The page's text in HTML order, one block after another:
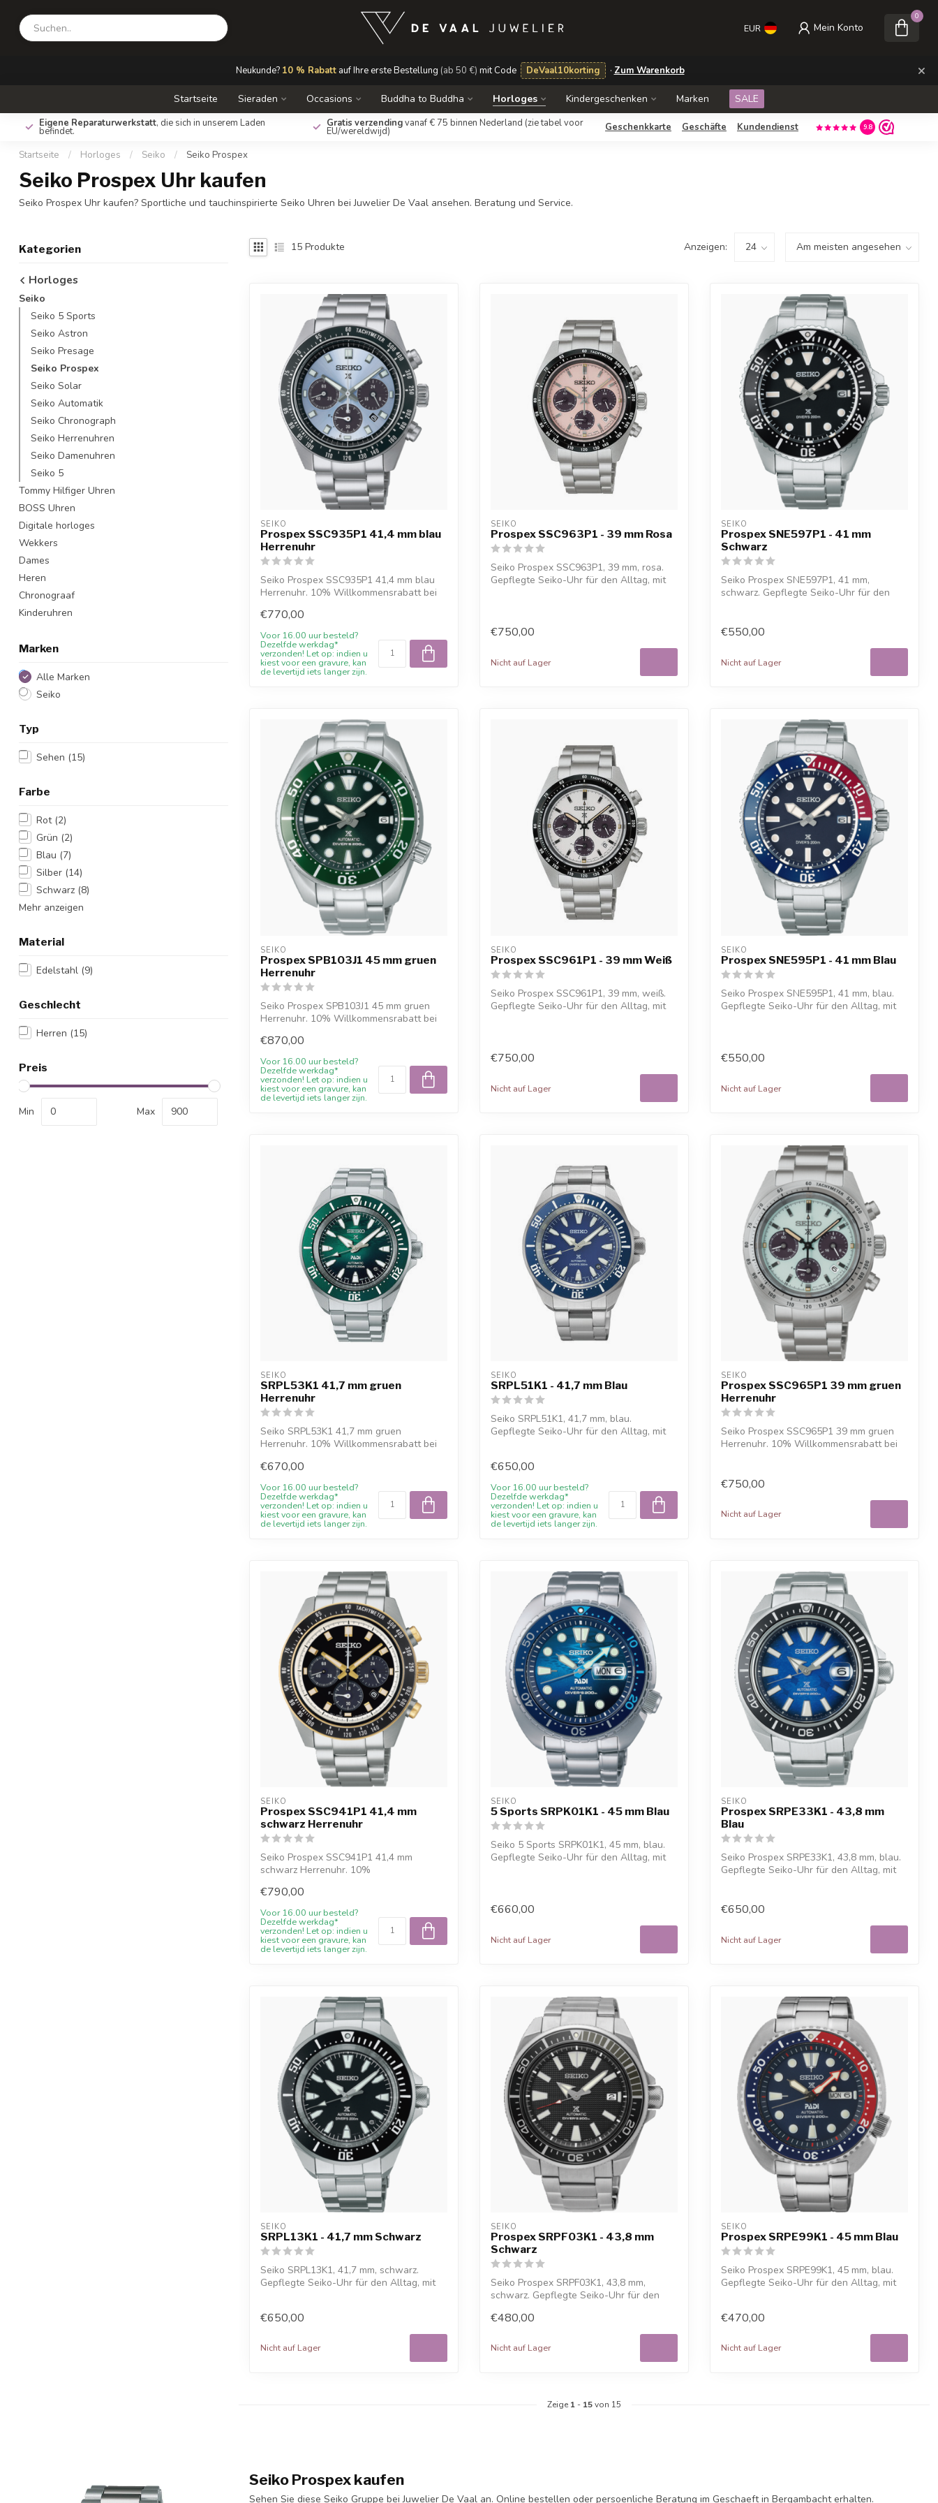
Neukunde? 10 % Rabattauf Ihre erste Bestellung (ab 50 €) mit Code DeVaal10korting · Zum Warenkorb ×
EUR Mein Konto
0
Startseite Sieraden Occasions Buddha to Buddha Horloges Kindergeschenken Marken SALE
Eigene Reparaturwerkstatt, die sich in unserem Laden
befindet.
Gratis verzendingvanaf € 75 binnen Nederland (zie tabel voor
EU/wereldwijd) Geschenkkarte Geschäfte Kundendienst 9.8
Startseite / Horloges / Seiko / Seiko Prospex
Seiko Prospex Uhr kaufen
Seiko Prospex Uhr kaufen? Sportliche und tauchinspirierte Seiko Uhren bei Juwelier De Vaal ansehen. Beratung und Service.
Kategorien
Horloges
Seiko
Seiko 5 Sports
Seiko Astron
Seiko Presage
Seiko Prospex
Seiko Solar
Seiko Automatik
Seiko Chronograph
Seiko Herrenuhren
Seiko Damenuhren
Seiko 5
Tommy Hilfiger Uhren
BOSS Uhren
Digitale horloges
Wekkers
Dames
Heren
Chronograaf
Kinderuhren
Marken
Alle Marken
Seiko
Typ
Sehen (15)
Farbe
Rot (2)
Grün (2)
Blau (7)
Silber (14)
Schwarz (8)
Mehr anzeigen
Material
Edelstahl (9)
Geschlecht
Herren (15)
Preis
Min Max
15 Produkte Anzeigen:
SEIKO
Prospex SSC935P1 41,4 mm blau
Herrenuhr
Seiko Prospex SSC935P1 41,4 mm blau
Herrenuhr. 10% Willkommensrabatt bei
€770,00
Voor 16.00 uur besteld?
Dezelfde werkdag*
verzonden! Let op: indien u
kiest voor een gravure, kan
de levertijd iets langer zijn.
SEIKO
Prospex SSC963P1 - 39 mm Rosa
Seiko Prospex SSC963P1, 39 mm, rosa.
Gepflegte Seiko-Uhr für den Alltag, mit
€750,00
Nicht auf Lager
SEIKO
Prospex SNE597P1 - 41 mm
Schwarz
Seiko Prospex SNE597P1, 41 mm,
schwarz. Gepflegte Seiko-Uhr für den
€550,00
Nicht auf Lager
SEIKO
Prospex SPB103J1 45 mm gruen
Herrenuhr
Seiko Prospex SPB103J1 45 mm gruen
Herrenuhr. 10% Willkommensrabatt bei
€870,00
Voor 16.00 uur besteld?
Dezelfde werkdag*
verzonden! Let op: indien u
kiest voor een gravure, kan
de levertijd iets langer zijn.
SEIKO
Prospex SSC961P1 - 39 mm Weiß
Seiko Prospex SSC961P1, 39 mm, weiß.
Gepflegte Seiko-Uhr für den Alltag, mit
€750,00
Nicht auf Lager
SEIKO
Prospex SNE595P1 - 41 mm Blau
Seiko Prospex SNE595P1, 41 mm, blau.
Gepflegte Seiko-Uhr für den Alltag, mit
€550,00
Nicht auf Lager
SEIKO
SRPL53K1 41,7 mm gruen
Herrenuhr
Seiko SRPL53K1 41,7 mm gruen
Herrenuhr. 10% Willkommensrabatt bei
€670,00
Voor 16.00 uur besteld?
Dezelfde werkdag*
verzonden! Let op: indien u
kiest voor een gravure, kan
de levertijd iets langer zijn.
SEIKO
SRPL51K1 - 41,7 mm Blau
Seiko SRPL51K1, 41,7 mm, blau.
Gepflegte Seiko-Uhr für den Alltag, mit
€650,00
Voor 16.00 uur besteld?
Dezelfde werkdag*
verzonden! Let op: indien u
kiest voor een gravure, kan
de levertijd iets langer zijn.
SEIKO
Prospex SSC965P1 39 mm gruen
Herrenuhr
Seiko Prospex SSC965P1 39 mm gruen
Herrenuhr. 10% Willkommensrabatt bei
€750,00
Nicht auf Lager
SEIKO
Prospex SSC941P1 41,4 mm
schwarz Herrenuhr
Seiko Prospex SSC941P1 41,4 mm
schwarz Herrenuhr. 10%
€790,00
Voor 16.00 uur besteld?
Dezelfde werkdag*
verzonden! Let op: indien u
kiest voor een gravure, kan
de levertijd iets langer zijn.
SEIKO
5 Sports SRPK01K1 - 45 mm Blau
Seiko 5 Sports SRPK01K1, 45 mm, blau.
Gepflegte Seiko-Uhr für den Alltag, mit
€660,00
Nicht auf Lager
SEIKO
Prospex SRPE33K1 - 43,8 mm
Blau
Seiko Prospex SRPE33K1, 43,8 mm, blau.
Gepflegte Seiko-Uhr für den Alltag, mit
€650,00
Nicht auf Lager
SEIKO
SRPL13K1 - 41,7 mm Schwarz
Seiko SRPL13K1, 41,7 mm, schwarz.
Gepflegte Seiko-Uhr für den Alltag, mit
€650,00
Nicht auf Lager
SEIKO
Prospex SRPF03K1 - 43,8 mm
Schwarz
Seiko Prospex SRPF03K1, 43,8 mm,
schwarz. Gepflegte Seiko-Uhr für den
€480,00
Nicht auf Lager
SEIKO
Prospex SRPE99K1 - 45 mm Blau
Seiko Prospex SRPE99K1, 45 mm, blau.
Gepflegte Seiko-Uhr für den Alltag, mit
€470,00
Nicht auf Lager
Zeige 1 - 15von 15
Seiko Prospex kaufen
Sehen Sie diese Seiko Gruppe bei Juwelier De Vaal an. Online bestellen oder persoenliche Beratung im Geschaeft in Bergambacht erhalten.